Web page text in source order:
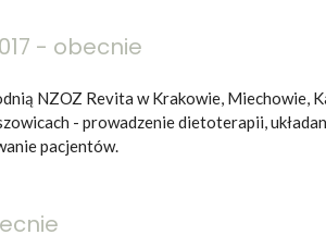
- obecnie
NZOZ Revita w Krakowie, Miechowie,
- prowadzenie dietoterapii,
pacjentów.